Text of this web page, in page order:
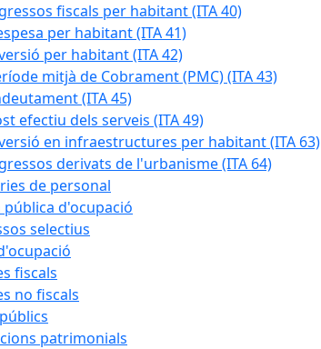
fiscals per habitant (ITA 40)
per habitant (ITA 41)
per habitant (ITA 42)
mitjà de Cobrament (PMC) (ITA 43)
(ITA 45)
efectiu dels serveis (ITA 49)
en infraestructures per habitant (ITA 63)
derivats de l'urbanisme (ITA 64)
de personal
d'ocupació
selectius
fiscals
no fiscals
patrimonials